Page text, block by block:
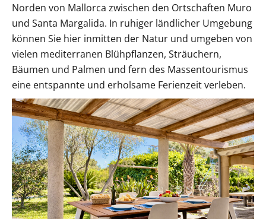
Norden von Mallorca zwischen den Ortschaften Muro
und Santa Margalida. In ruhiger ländlicher Umgebung
können Sie hier inmitten der Natur und umgeben von
vielen mediterranen Blühpflanzen, Sträuchern,
Bäumen und Palmen und fern des Massentourismus
eine entspannte und erholsame Ferienzeit verleben.